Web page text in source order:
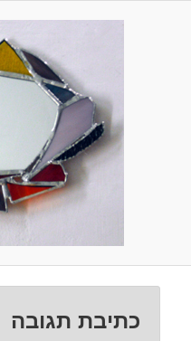
כתיבת תגובה